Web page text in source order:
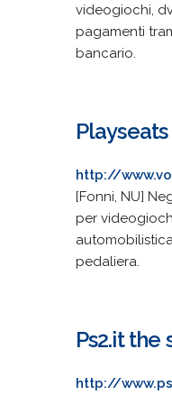
videogiochi,
pagamenti
bancario.
Playseats
http://
[Fonni, NU]
per
pedaliera.
Ps2.it the
http://